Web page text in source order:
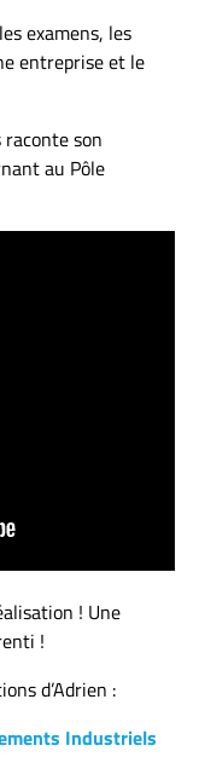
examens, les
entreprise et le
son
au Pôle
! Une
!
d’Adrien :
Industriels